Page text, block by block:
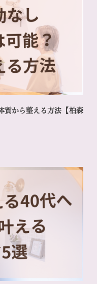
質から整える方法【柏森